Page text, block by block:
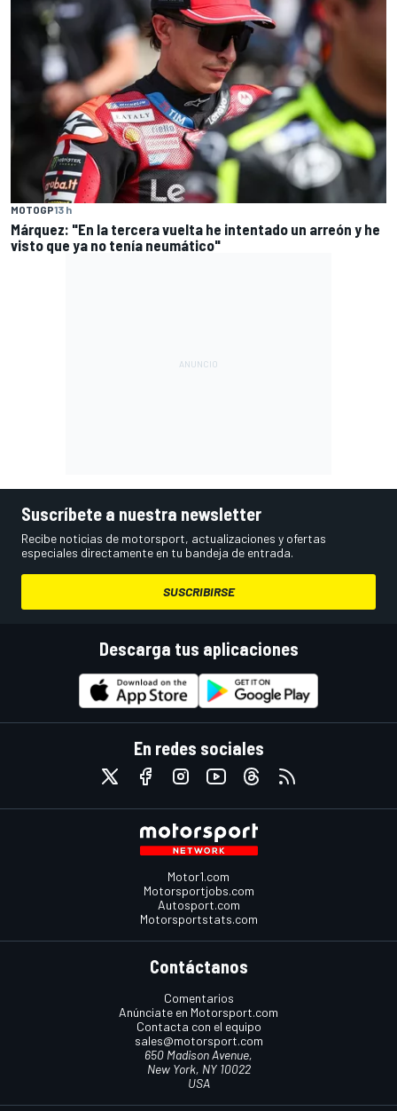
MOTOGP13 h
Márquez: "En la tercera vuelta he intentado un arreón y he
visto que ya no tenía neumático"
Suscríbete a nuestra newsletter
Recibe noticias de motorsport, actualizaciones y ofertas
especiales directamente en tu bandeja de entrada.
SUSCRIBIRSE
Descarga tus aplicaciones
En redes sociales
Motor1.com
Motorsportjobs.com
Autosport.com
Motorsportstats.com
Contáctanos
Comentarios
Anúnciate en Motorsport.com
Contacta con el equipo
sales@motorsport.com
650 Madison Avenue,
New York, NY 10022
USA